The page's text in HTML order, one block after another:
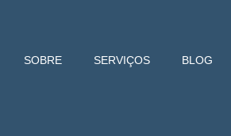
SOBRE SERVIÇOS BLOG